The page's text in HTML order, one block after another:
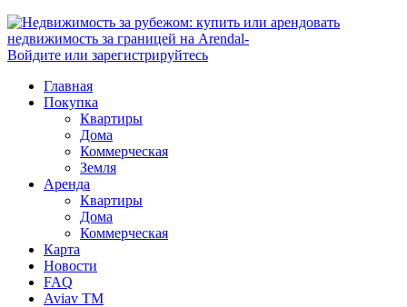
Войдите или зарегистрируйтесь
Главная
Покупка
Квартиры
Дома
Коммерческая
Земля
Аренда
Квартиры
Дома
Коммерческая
Карта
Новости
FAQ
Aviav TM